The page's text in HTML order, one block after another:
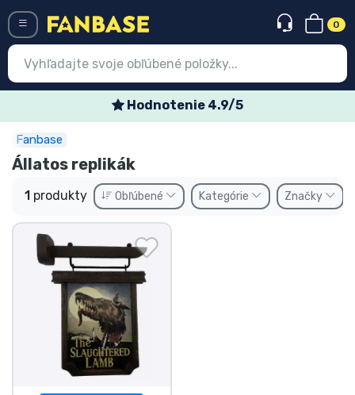
0
Hodnotenie 4.9/5
Fanbase
Állatos replikák
1 produkty Obľúbené Kategórie Značky
Najnovšie
Akcie
Expresná preprava
Predobjednávky
Outlet produkty
Preprava a platba